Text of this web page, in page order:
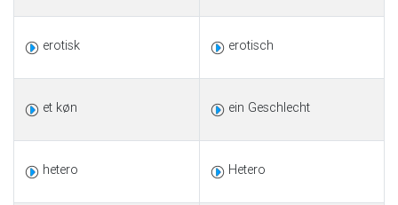
erotisk erotisch
et køn ein Geschlecht
hetero Hetero